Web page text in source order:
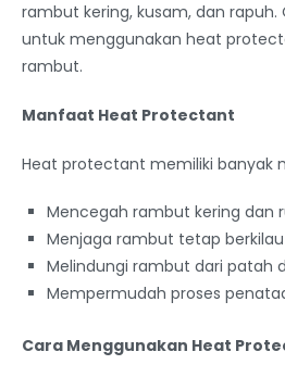
rambut kering, kusam, dan
untuk menggunakan heat
rambut.
Manfaat Heat Protectant
Heat protectant memiliki banyak
Mencegah rambut kering dan
Menjaga rambut tetap berkilau
Melindungi rambut dari patah
Mempermudah proses
Cara Menggunakan Heat